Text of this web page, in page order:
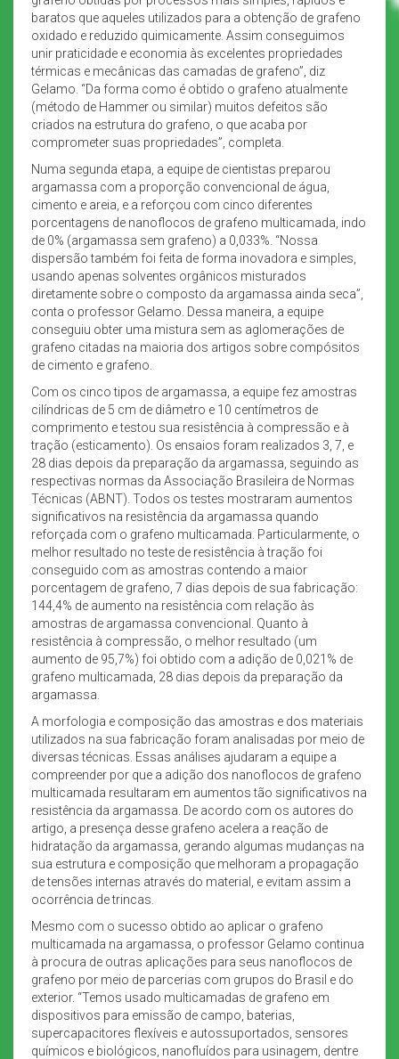
baratos que aqueles utilizados para a obtenção de grafeno
oxidado e reduzido quimicamente. Assim conseguimos
unir praticidade e economia às excelentes propriedades
térmicas e mecânicas das camadas de grafeno”, diz
Gelamo. “Da forma como é obtido o grafeno atualmente
(método de Hammer ou similar) muitos defeitos são
criados na estrutura do grafeno, o que acaba por
comprometer suas propriedades”, completa.
Numa segunda etapa, a equipe de cientistas preparou
argamassa com a proporção convencional de água,
cimento e areia, e a reforçou com cinco diferentes
porcentagens de nanoflocos de grafeno multicamada, indo
de 0% (argamassa sem grafeno) a 0,033%. “Nossa
dispersão também foi feita de forma inovadora e simples,
usando apenas solventes orgânicos misturados
diretamente sobre o composto da argamassa ainda seca”,
conta o professor Gelamo. Dessa maneira, a equipe
conseguiu obter uma mistura sem as aglomerações de
grafeno citadas na maioria dos artigos sobre compósitos
de cimento e grafeno.
Com os cinco tipos de argamassa, a equipe fez amostras
cilíndricas de 5 cm de diâmetro e 10 centímetros de
comprimento e testou sua resistência à compressão e à
tração (esticamento). Os ensaios foram realizados 3, 7, e
28 dias depois da preparação da argamassa, seguindo as
respectivas normas da Associação Brasileira de Normas
Técnicas (ABNT). Todos os testes mostraram aumentos
significativos na resistência da argamassa quando
reforçada com o grafeno multicamada. Particularmente, o
melhor resultado no teste de resistência à tração foi
conseguido com as amostras contendo a maior
porcentagem de grafeno, 7 dias depois de sua fabricação:
144,4% de aumento na resistência com relação às
amostras de argamassa convencional. Quanto à
resistência à compressão, o melhor resultado (um
aumento de 95,7%) foi obtido com a adição de 0,021% de
grafeno multicamada, 28 dias depois da preparação da
argamassa.
A morfologia e composição das amostras e dos materiais
utilizados na sua fabricação foram analisadas por meio de
diversas técnicas. Essas análises ajudaram a equipe a
compreender por que a adição dos nanoflocos de grafeno
multicamada resultaram em aumentos tão significativos na
resistência da argamassa. De acordo com os autores do
artigo, a presença desse grafeno acelera a reação de
hidratação da argamassa, gerando algumas mudanças na
sua estrutura e composição que melhoram a propagação
de tensões internas através do material, e evitam assim a
ocorrência de trincas.
Mesmo com o sucesso obtido ao aplicar o grafeno
multicamada na argamassa, o professor Gelamo continua
à procura de outras aplicações para seus nanoflocos de
grafeno por meio de parcerias com grupos do Brasil e do
exterior. “Temos usado multicamadas de grafeno em
dispositivos para emissão de campo, baterias,
supercapacitores flexíveis e autossuportados, sensores
químicos e biológicos, nanofluídos para usinagem, dentre